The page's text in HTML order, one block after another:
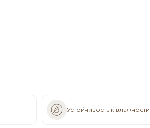
Устойчивость к влажности